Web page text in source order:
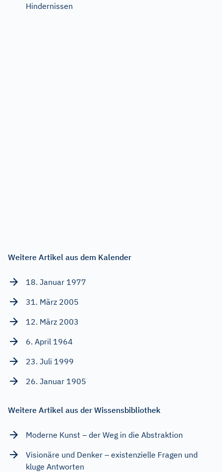
Hindernissen
Weitere Artikel aus dem Kalender
18. Januar 1977
31. März 2005
12. März 2003
6. April 1964
23. Juli 1999
26. Januar 1905
Weitere Artikel aus der Wissensbibliothek
Moderne Kunst – der Weg in die Abstraktion
Visionäre und Denker – existenzielle Fragen und
kluge Antworten